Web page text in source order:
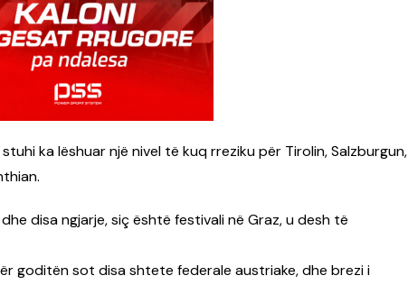
ka lëshuar një nivel të kuq rreziku për Tirolin, Salzburgun,
disa ngjarje, siç është festivali në Graz, u desh të
goditën sot disa shtete federale austriake, dhe brezi i